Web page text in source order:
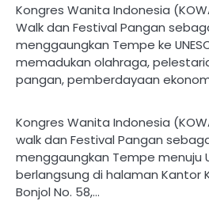
Kongres Wanita Indonesia
Walk dan Festival Pangan
menggaungkan Tempe ke
memadukan olahraga,
pangan, pemberdayaan
Kongres Wanita Indonesia
walk dan Festival Pangan
menggaungkan Tempe menuju
berlangsung di halaman Kantor
Bonjol No. 58,…